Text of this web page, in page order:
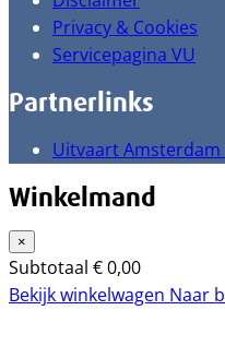
Privacy & Cookies
Servicepagina VU
Partnerlinks
Uitvaart
Winkelmand
×
Subtotaal €0,00
Bekijk winkelwagen Naar